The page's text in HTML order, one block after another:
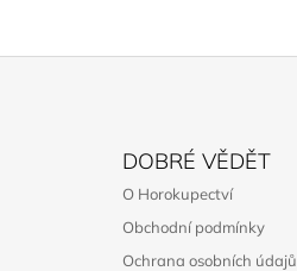
DOBRÉ VĚDĚT
O Horokupectví
Obchodní podmínky
Ochrana osobních údajů